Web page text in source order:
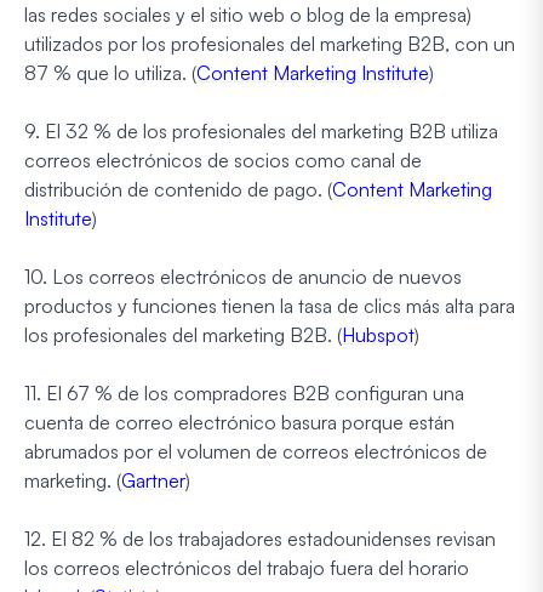
las redes sociales y el sitio web o blog de la empresa)
utilizados por los profesionales del marketing B2B, con un
87 % que lo utiliza. (Content Marketing Institute)
9. El 32 % de los profesionales del marketing B2B utiliza
correos electrónicos de socios como canal de
distribución de contenido de pago. (Content Marketing
Institute)
10. Los correos electrónicos de anuncio de nuevos
productos y funciones tienen la tasa de clics más alta para
los profesionales del marketing B2B. (Hubspot)
11. El 67 % de los compradores B2B configuran una
cuenta de correo electrónico basura porque están
abrumados por el volumen de correos electrónicos de
marketing. (Gartner)
12. El 82 % de los trabajadores estadounidenses revisan
los correos electrónicos del trabajo fuera del horario